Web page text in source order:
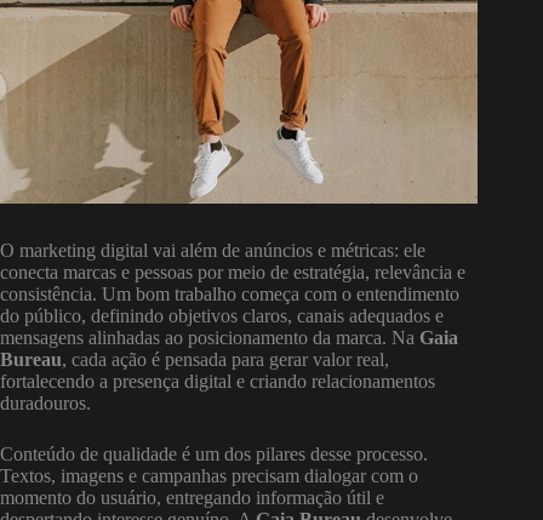
O marketing digital vai além de anúncios e métricas: ele
conecta marcas e pessoas por meio de estratégia, relevância e
consistência. Um bom trabalho começa com o entendimento
do público, definindo objetivos claros, canais adequados e
mensagens alinhadas ao posicionamento da marca. Na Gaia
Bureau, cada ação é pensada para gerar valor real,
fortalecendo a presença digital e criando relacionamentos
duradouros.
Conteúdo de qualidade é um dos pilares desse processo.
Textos, imagens e campanhas precisam dialogar com o
momento do usuário, entregando informação útil e